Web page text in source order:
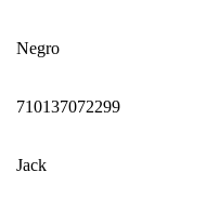
Negro
710137072299
Jack